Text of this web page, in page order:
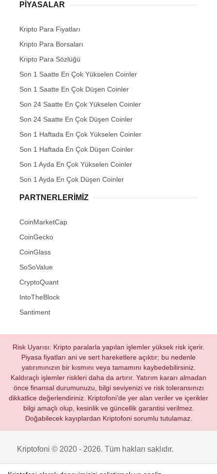
PIYASALAR
Kripto Para Fiyatları
Kripto Para Borsaları
Kripto Para Sözlüğü
Son 1 Saatte En Çok Yükselen Coinler
Son 1 Saatte En Çok Düşen Coinler
Son 24 Saatte En Çok Yükselen Coinler
Son 24 Saatte En Çok Düşen Coinler
Son 1 Haftada En Çok Yükselen Coinler
Son 1 Haftada En Çok Düşen Coinler
Son 1 Ayda En Çok Yükselen Coinler
Son 1 Ayda En Çok Düşen Coinler
PARTNERLERIMIZ
CoinMarketCap
CoinGecko
CoinGlass
SoSoValue
CryptoQuant
IntoTheBlock
Santiment
Risk Uyarısı: Kripto paralarla yapılan işlemler yüksek risk içerir.
Piyasa fiyatları ani ve sert hareketlere açıktır; bu nedenle
yatırımınızın bir kısmını veya tamamını kaybedebilirsiniz.
Kaldıraçlı işlemler riskleri daha da artırır. Yatırım kararı almadan
önce finansal durumunuzu, bilgi seviyenizi ve risk toleransınızı
dikkatlice değerlendiriniz. Kriptofoni’de yer alan veriler ve içerikler
bilgi amaçlı olup, kesinlik ve güncellik garantisi verilmez.
Doğabilecek kayıplardan Kriptofoni sorumlu tutulamaz.
Kriptofoni © 2020 - 2026. Tüm hakları saklıdır.